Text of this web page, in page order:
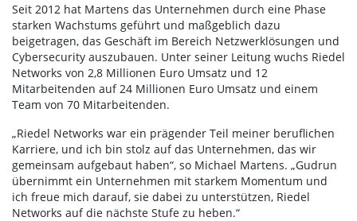
Seit 2012 hat Martens das Unternehmen durch eine Phase
starken Wachstums geführt und maßgeblich dazu
beigetragen, das Geschäft im Bereich Netzwerklösungen und
Cybersecurity auszubauen. Unter seiner Leitung wuchs Riedel
Networks von 2,8 Millionen Euro Umsatz und 12
Mitarbeitenden auf 24 Millionen Euro Umsatz und einem
Team von 70 Mitarbeitenden.
„Riedel Networks war ein prägender Teil meiner beruflichen
Karriere, und ich bin stolz auf das Unternehmen, das wir
gemeinsam aufgebaut haben“, so Michael Martens. „Gudrun
übernimmt ein Unternehmen mit starkem Momentum und
ich freue mich darauf, sie dabei zu unterstützen, Riedel
Networks auf die nächste Stufe zu heben.“